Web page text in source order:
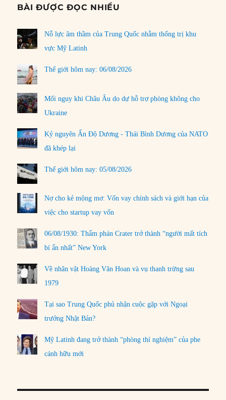
BÀI ĐƯỢC ĐỌC NHIỀU
Nỗ lực âm thầm của Trung Quốc nhằm thống trị khu
vực Mỹ Latinh
Thế giới hôm nay: 06/08/2026
Mối nguy khi Châu Âu do dự hỗ trợ phòng không cho
Ukraine
Kỷ nguyên Ấn Độ Dương - Thái Bình Dương của NATO
đã khép lại
Thế giới hôm nay: 05/08/2026
Nợ cho kẻ mộng mơ: Vốn vay chính sách và giới hạn của
việc cho startup vay vốn
06/08/1930: Thẩm phán Crater trở thành “người mất tích
bí ẩn nhất” New York
Về nhân vật Hoàng Văn Hoan và vụ thanh trừng sau
1979
Tại sao Trung Quốc phủ nhận cuộc gặp với Ngoại
trưởng Nhật Bản?
Mỹ Latinh đang trở thành “phòng thí nghiệm” của phe
cánh hữu mới